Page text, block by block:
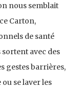
nous semblait
Carton,
de santé
avec des
gestes barrières,
se laver les